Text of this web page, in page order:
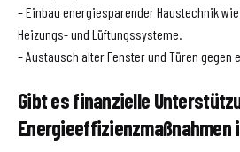
– Einbau energiesparender Haustechnik
Heizungs- und Lüftungssysteme.
– Austausch alter Fenster und Türen gegen
Gibt es finanzielle
Energieeffizienzmaßnahmen